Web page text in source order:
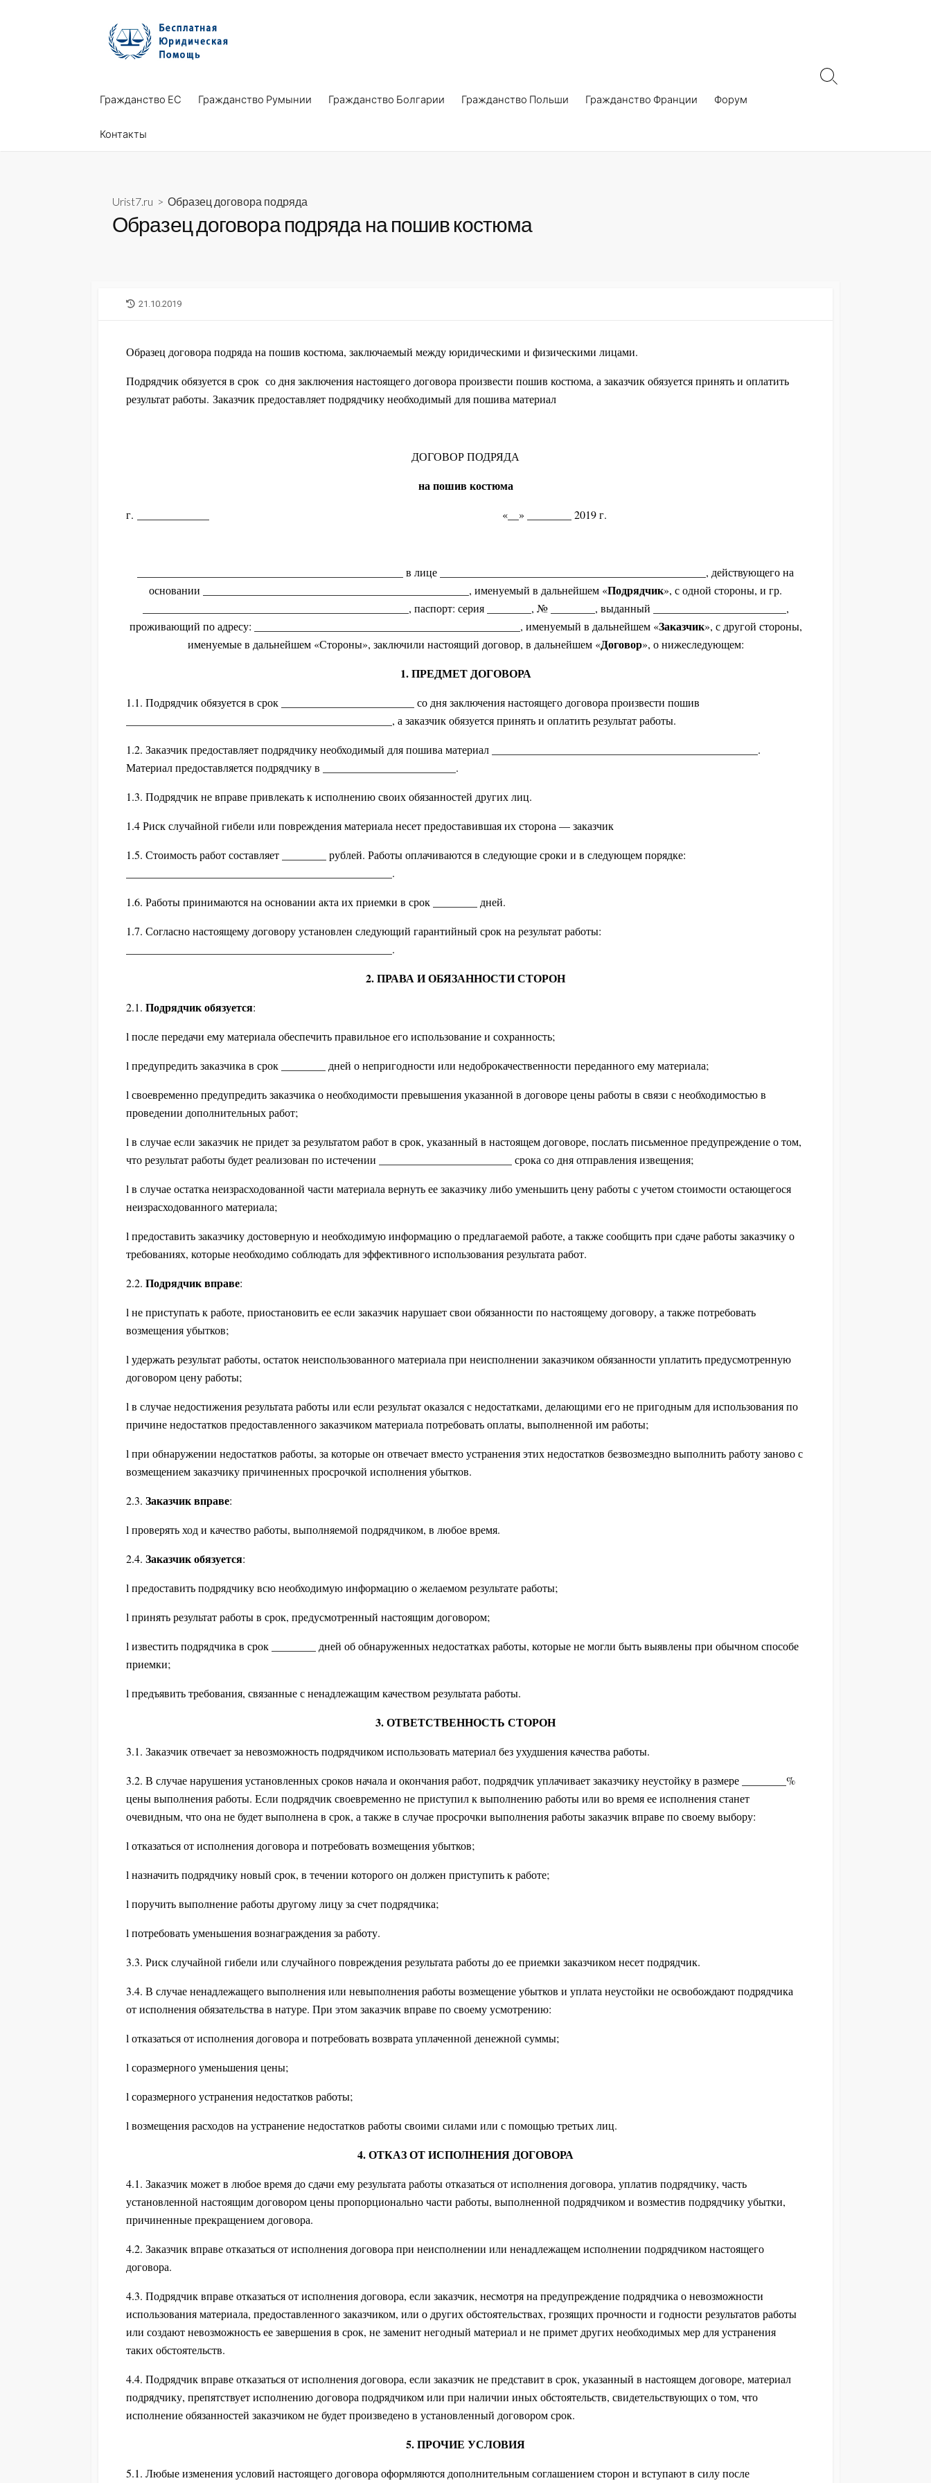
Гражданство ЕС Гражданство Румынии Гражданство Болгарии Гражданство Польши Гражданство Франции Форум
Контакты
Search
Urist7.ru > Образец договора подряда
Образец договора подряда на пошив костюма
LAST
21.10.2019
Образец договора подряда на пошив костюма, заключаемый между юридическими и физическими лицами.
Подрядчик обязуется в срок со дня заключения настоящего договора произвести пошив костюма, а заказчик обязуется принять и оплатить
результат работы. Заказчик предоставляет подрядчику необходимый для пошива материал
ДОГОВОР ПОДРЯДА
на пошив костюма
г. _____________ «__» ________ 2019 г.
________________________________________________ в лице ________________________________________________, действующего на
основании ________________________________________________, именуемый в дальнейшем «Подрядчик», с одной стороны, и гр.
________________________________________________, паспорт: серия ________, № ________, выданный ________________________,
проживающий по адресу: ________________________________________________, именуемый в дальнейшем «Заказчик», с другой стороны,
именуемые в дальнейшем «Стороны», заключили настоящий договор, в дальнейшем «Договор», о нижеследующем:
1. ПРЕДМЕТ ДОГОВОРА
1.1. Подрядчик обязуется в срок ________________________ со дня заключения настоящего договора произвести пошив
________________________________________________, а заказчик обязуется принять и оплатить результат работы.
1.2. Заказчик предоставляет подрядчику необходимый для пошива материал ________________________________________________.
Материал предоставляется подрядчику в ________________________.
1.3. Подрядчик не вправе привлекать к исполнению своих обязанностей других лиц.
1.4 Риск случайной гибели или повреждения материала несет предоставившая их сторона — заказчик
1.5. Стоимость работ составляет ________ рублей. Работы оплачиваются в следующие сроки и в следующем порядке:
________________________________________________.
1.6. Работы принимаются на основании акта их приемки в срок ________ дней.
1.7. Согласно настоящему договору установлен следующий гарантийный срок на результат работы:
________________________________________________.
2. ПРАВА И ОБЯЗАННОСТИ СТОРОН
2.1. Подрядчик обязуется:
l после передачи ему материала обеспечить правильное его использование и сохранность;
l предупредить заказчика в срок ________ дней о непригодности или недоброкачественности переданного ему материала;
l своевременно предупредить заказчика о необходимости превышения указанной в договоре цены работы в связи с необходимостью в
проведении дополнительных работ;
l в случае если заказчик не придет за результатом работ в срок, указанный в настоящем договоре, послать письменное предупреждение о том,
что результат работы будет реализован по истечении ________________________ срока со дня отправления извещения;
l в случае остатка неизрасходованной части материала вернуть ее заказчику либо уменьшить цену работы с учетом стоимости остающегося
неизрасходованного материала;
l предоставить заказчику достоверную и необходимую информацию о предлагаемой работе, а также сообщить при сдаче работы заказчику о
требованиях, которые необходимо соблюдать для эффективного использования результата работ.
2.2. Подрядчик вправе:
l не приступать к работе, приостановить ее если заказчик нарушает свои обязанности по настоящему договору, а также потребовать
возмещения убытков;
l удержать результат работы, остаток неиспользованного материала при неисполнении заказчиком обязанности уплатить предусмотренную
договором цену работы;
l в случае недостижения результата работы или если результат оказался с недостатками, делающими его не пригодным для использования по
причине недостатков предоставленного заказчиком материала потребовать оплаты, выполненной им работы;
l при обнаружении недостатков работы, за которые он отвечает вместо устранения этих недостатков безвозмездно выполнить работу заново с
возмещением заказчику причиненных просрочкой исполнения убытков.
2.3. Заказчик вправе:
l проверять ход и качество работы, выполняемой подрядчиком, в любое время.
2.4. Заказчик обязуется:
l предоставить подрядчику всю необходимую информацию о желаемом результате работы;
l принять результат работы в срок, предусмотренный настоящим договором;
l известить подрядчика в срок ________ дней об обнаруженных недостатках работы, которые не могли быть выявлены при обычном способе
приемки;
l предъявить требования, связанные с ненадлежащим качеством результата работы.
3. ОТВЕТСТВЕННОСТЬ СТОРОН
3.1. Заказчик отвечает за невозможность подрядчиком использовать материал без ухудшения качества работы.
3.2. В случае нарушения установленных сроков начала и окончания работ, подрядчик уплачивает заказчику неустойку в размере ________%
цены выполнения работы. Если подрядчик своевременно не приступил к выполнению работы или во время ее исполнения станет
очевидным, что она не будет выполнена в срок, а также в случае просрочки выполнения работы заказчик вправе по своему выбору:
l отказаться от исполнения договора и потребовать возмещения убытков;
l назначить подрядчику новый срок, в течении которого он должен приступить к работе;
l поручить выполнение работы другому лицу за счет подрядчика;
l потребовать уменьшения вознаграждения за работу.
3.3. Риск случайной гибели или случайного повреждения результата работы до ее приемки заказчиком несет подрядчик.
3.4. В случае ненадлежащего выполнения или невыполнения работы возмещение убытков и уплата неустойки не освобождают подрядчика
от исполнения обязательства в натуре. При этом заказчик вправе по своему усмотрению:
l отказаться от исполнения договора и потребовать возврата уплаченной денежной суммы;
l соразмерного уменьшения цены;
l соразмерного устранения недостатков работы;
l возмещения расходов на устранение недостатков работы своими силами или с помощью третьих лиц.
4. ОТКАЗ ОТ ИСПОЛНЕНИЯ ДОГОВОРА
4.1. Заказчик может в любое время до сдачи ему результата работы отказаться от исполнения договора, уплатив подрядчику, часть
установленной настоящим договором цены пропорционально части работы, выполненной подрядчиком и возместив подрядчику убытки,
причиненные прекращением договора.
4.2. Заказчик вправе отказаться от исполнения договора при неисполнении или ненадлежащем исполнении подрядчиком настоящего
договора.
4.3. Подрядчик вправе отказаться от исполнения договора, если заказчик, несмотря на предупреждение подрядчика о невозможности
использования материала, предоставленного заказчиком, или о других обстоятельствах, грозящих прочности и годности результатов работы
или создают невозможность ее завершения в срок, не заменит негодный материал и не примет других необходимых мер для устранения
таких обстоятельств.
4.4. Подрядчик вправе отказаться от исполнения договора, если заказчик не представит в срок, указанный в настоящем договоре, материал
подрядчику, препятствует исполнению договора подрядчиком или при наличии иных обстоятельств, свидетельствующих о том, что
исполнение обязанностей заказчиком не будет произведено в установленный договором срок.
5. ПРОЧИЕ УСЛОВИЯ
5.1. Любые изменения условий настоящего договора оформляются дополнительным соглашением сторон и вступают в силу после